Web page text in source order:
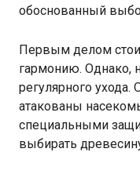
обоснованный
Первым делом
гармонию. Однако,
регулярного
атакованы
специальными
выбирать